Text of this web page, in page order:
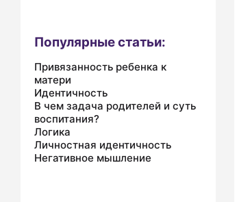
Популярные статьи:
Привязанность ребенка к
матери
Идентичность
В чем задача родителей и суть
воспитания?
Логика
Личностная идентичность
Негативное мышление